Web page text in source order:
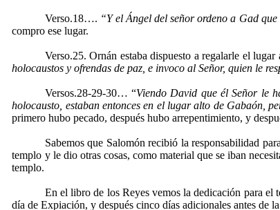
Verso.18…. “Y el Ángel del señor ordeno a Gad
compro ese lugar.
Verso.25. Ornán estaba dispuesto a regalarle el
holocaustos y ofrendas de paz, e invoco al Señor, quien le
Versos.28-29-30… “Viendo David que él Señor le
holocausto, estaban entonces en el lugar alto de Gabaón,
primero hubo pecado, después hubo arrepentimiento, y
Sabemos que Salomón recibió la responsabilidad
templo y le dio otras cosas, como material que se iban
templo.
En el libro de los Reyes vemos la dedicación para el
día de Expiación, y después cinco días adicionales antes de